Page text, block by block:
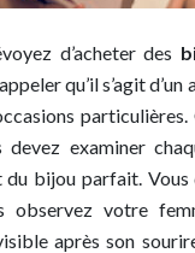
d’acheter des
qu’il s’agit
particulières.
devez examiner
du bijou parfait.
observez votre
après son